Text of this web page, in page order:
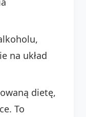
na układ
dietę,
To